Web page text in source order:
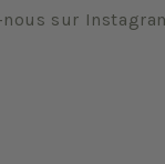
nous sur